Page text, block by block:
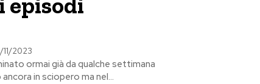
episodi
2023
ormai già da qualche settimana
in sciopero ma nel...